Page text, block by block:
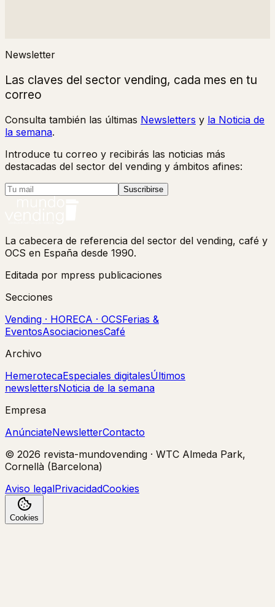
Newsletter
Las claves del sector vending, cada mes en tu
correo
Consulta también las últimas Newsletters y la Noticia de
la semana.
Introduce tu correo y recibirás las noticias más
destacadas del sector del vending y ámbitos afines:
Suscribirse
La cabecera de referencia del sector del vending, café y
OCS en España desde 1990.
Editada por mpress publicaciones
Secciones
Vending · HORECA · OCSFerias &
EventosAsociacionesCafé
Archivo
HemerotecaEspeciales digitalesÚltimos
newslettersNoticia de la semana
Empresa
AnúnciateNewsletterContacto
© 2026 revista-mundovending · WTC Almeda Park,
Cornellà (Barcelona)
Aviso legalPrivacidadCookies
Cookies